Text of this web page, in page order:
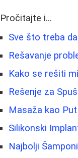
Pročitajte i...
Sve što treba
Rešavanje
Kako se rešiti
Rešenje za
Masaža kao
Silikonski
Najbolji